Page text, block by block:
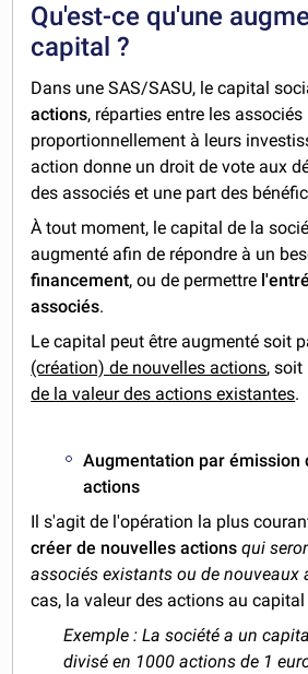
Qu'est-ce qu'une
capital ?
Dans une SAS/SASU, le capital
actions, réparties entre les associés
proportionnellement à leurs
action donne un droit de vote aux
des associés et une part des
À tout moment, le capital de la
augmenté afin de répondre à un
financement, ou de permettre
associés.
Le capital peut être augmenté soit
(création) de nouvelles actions, soit
de la valeur des actions existantes.
Augmentation par émission
actions
Il s'agit de l'opération la plus
créer de nouvelles actions qui
associés existants ou de nouveaux
cas, la valeur des actions au
Exemple : La société a un
divisé en 1000 actions de 1